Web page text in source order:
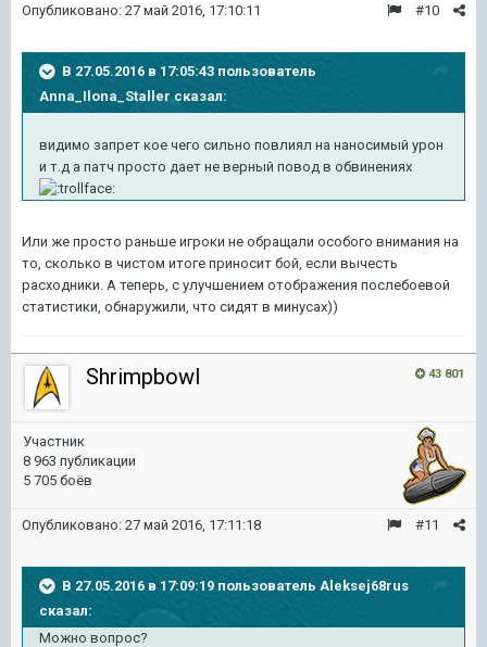
#10
Опубликовано: 27 май 2016, 17:10:11
В 27.05.2016 в 17:05:43 пользователь
Anna_Ilona_Staller сказал:
видимо запрет кое чего сильно повлиял на наносимый урон
и т.д а патч просто дает не верный повод в обвинениях
Или же просто раньше игроки не обращали особого внимания на
то, сколько в чистом итоге приносит бой, если вычесть
расходники. А теперь, с улучшением отображения послебоевой
статистики, обнаружили, что сидят в минусах))
43 801
Shrimpbowl
Участник
8 963 публикации
5 705 боёв
#11
Опубликовано: 27 май 2016, 17:11:18
В 27.05.2016 в 17:09:19 пользователь Aleksej68rus
сказал:
Можно вопрос?